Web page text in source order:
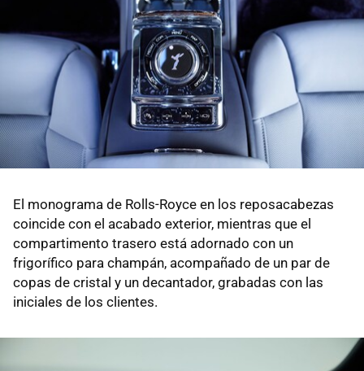
El monograma de Rolls-Royce en los reposacabezas
coincide con el acabado exterior, mientras que el
compartimento trasero está adornado con un
frigorífico para champán, acompañado de un par de
copas de cristal y un decantador, grabadas con las
iniciales de los clientes.